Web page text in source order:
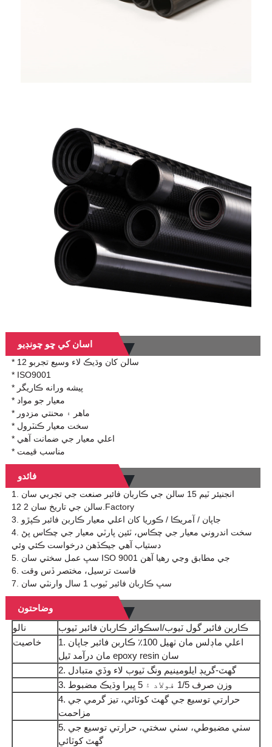
اسان کي ڇو چونڊيو
* 12 سالن کان وڌيڪ لاء وسيع تجربو
* ISO9001
* پيشه ورانه ڪاريگر
* معيار جو مواد
* ماهر ۽ محنتي مزدور
* سخت معيار ڪنٽرول
* اعلي معيار جي ضمانت آهي
* مناسب قيمت
فائدو
1. انجنيئر ٽيم 15 سالن جي ڪاربان فائبر صنعت جي تجربي سان
12 سالن جي تاريخ سان 2.Factory
3. جاپان / آمريڪا / ڪوريا کان اعلي معيار ڪاربن فائبر ڪپڙو
4. سخت اندروني معيار جي چڪاس، ٽئين پارٽي معيار جي چڪاس پڻ
دستياب آهي جيڪڏهن درخواست ڪئي وئي
5. سڀ عمل سختي سان ISO 9001 جي مطابق وڃي رهيا آهن
6. فاسٽ ترسيل، مختصر ڏس وقت
7. سڀ ڪاربان فائبر ٽيوب 1 سال وارنٽي سان
وضاحتون
نالو
ڪاربن فائبر گول ٽيوب/اسڪوائر ڪاربان فائبر ٽيوب
خاصيت
1. اعلي ماڊلس مان ٺهيل 100٪ ڪاربن فائبر جاپان
مان درآمد ٿيل epoxy resin سان
2. گھٽ-گريڊ ايلومينيم ونگ ٽيوب لاء وڏي متبادل
3. وزن صرف 1/5 فولاد ۽ 5 ڀيرا وڌيڪ مضبوط
4. حرارتي توسيع جي گھٽ کوٽائي، تيز گرمي جي
مزاحمت
5. سٺي مضبوطي، سٺي سختي، حرارتي توسيع جي
گھٽ کوٽائي